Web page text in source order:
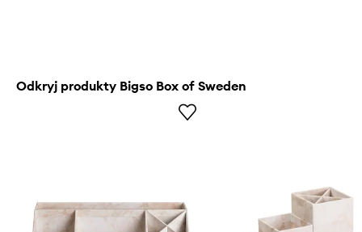
Odkryj produkty Bigso Box of Sweden